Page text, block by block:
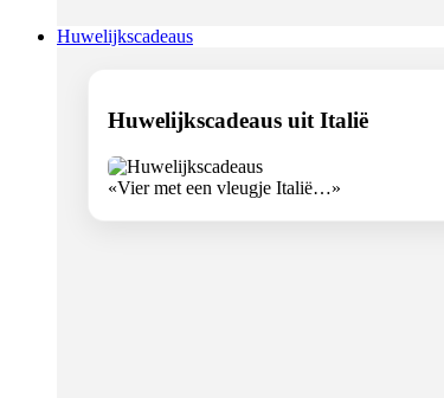
Huwelijkscadeaus
Huwelijkscadeaus uit Italië
«Vier met een vleugje Italië…»